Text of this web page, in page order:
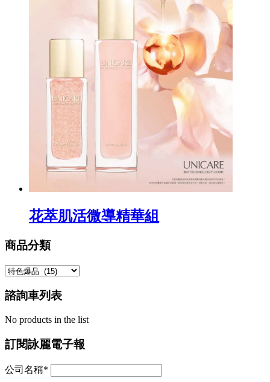
花萃肌活微導精華組
商品分類
諮詢車列表
No products in the list
訂閱詠麗電子報
公司名稱*